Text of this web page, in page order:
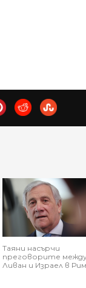
Таяни насърчи
преговорите
Ливан и Израел в Рим